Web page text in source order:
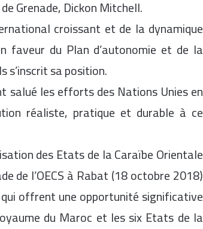
Grenade, Dickon Mitchell.
croissant et de la dynamique
faveur du Plan d’autonomie et de la
s’inscrit sa position.
salué les efforts des Nations Unies en
réaliste, pratique et durable à ce
des Etats de la Caraïbe Orientale
de l’OECS à Rabat (18 octobre 2018)
offrent une opportunité significative
du Maroc et les six Etats de la